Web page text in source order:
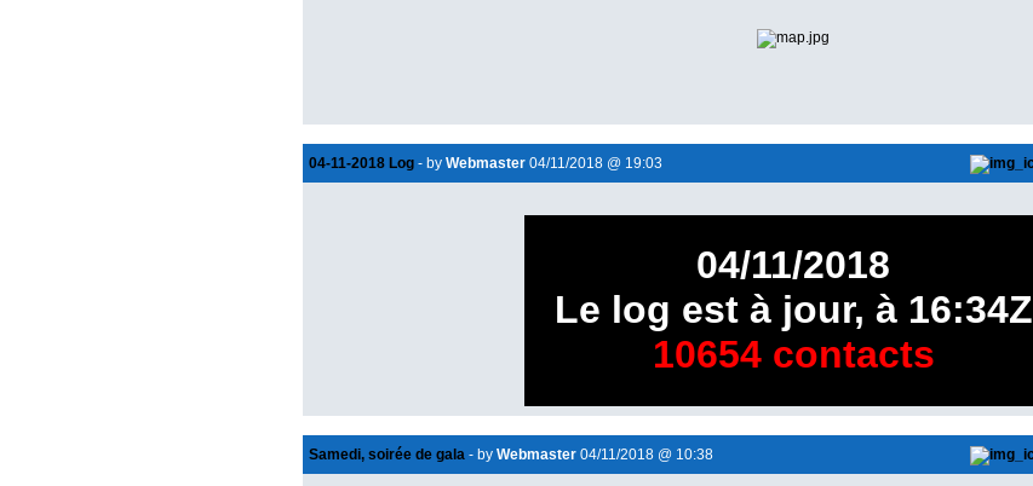
04-11-2018 Log - by Webmaster 04/11/2018 @ 19:03
04/11/2018
Le log est à jour, à 16:34Z
10654 contacts
Samedi, soirée de gala - by Webmaster 04/11/2018 @ 10:38